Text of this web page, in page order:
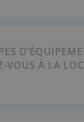
VOUS À LA